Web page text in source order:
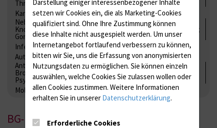
Thrombozytenfunktion / Antikoagulation
Kardiale Marker
Tumormarker
Interleukine
Nebenniere / Niere; Nebenschilddrüse ( Ca-Stoffwechsel /
Knochen; Hypophyse / Wachstum; Gestroinaltrakt / Vitamine;
Gonaden / Zyklus / Sterilität
Infektionsserologie
Allergiediagnostik
Immunologie
Autoimmundiagnostik
Antibiotika, Zystostatika, Immunsuppressiva, Amaleptika,
Bronchospasmolytika, Antiepileptika, Kardiaka,
Psychpharmaka
Molekulare Diagnostik
BG-1
Darstellung einiger interessenbezogener Inhalte
setzen wir Cookies ein, die als Marketing-Cookies
qualifiziert sind. Ohne Ihre Zustimmung können
diese Inhalte nicht ausgespielt werden. Um unser
Internetangebot fortlaufend verbessern zu können,
bitten wir Sie, uns die Erfassung von anonymisierten
Nutzungsdaten zu ermöglichen. Sie können einzeln
auswählen, welche Cookies Sie zulassen wollen oder
allen Cookies zustimmen. Weitere Informationen
erhalten Sie in unserer Datenschutzerklärung.
Erforderliche Cookies